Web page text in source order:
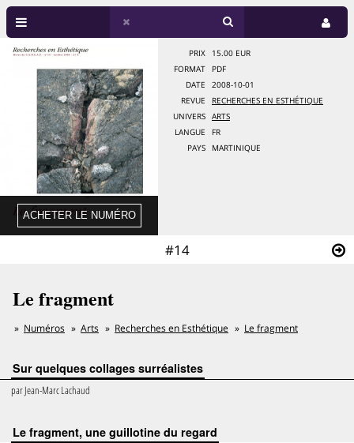
#14
PRIX
15.00 EUR
FORMAT
PDF
DATE
2008-10-01
REVUE
RECHERCHES EN ESTHÉTIQUE
UNIVERS
ARTS
LANGUE
FR
PAYS
MARTINIQUE
Le fragment
Numéros Arts Recherches en Esthétique Le fragment
Sur quelques collages surréalistes
parJean-Marc Lachaud
Le fragment, une guillotine du regard